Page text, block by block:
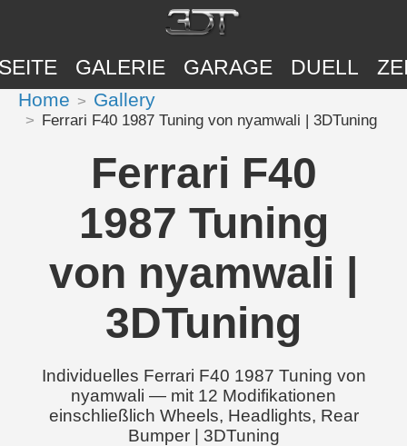
GALERIE GARAGE DUELL
Home Gallery
Ferrari F40 1987 Tuning von nyamwali | 3DTuning
Ferrari F40
1987 Tuning
von nyamwali |
3DTuning
Individuelles Ferrari F40 1987 Tuning von
nyamwali — mit 12 Modifikationen
einschließlich Wheels, Headlights, Rear
Bumper | 3DTuning